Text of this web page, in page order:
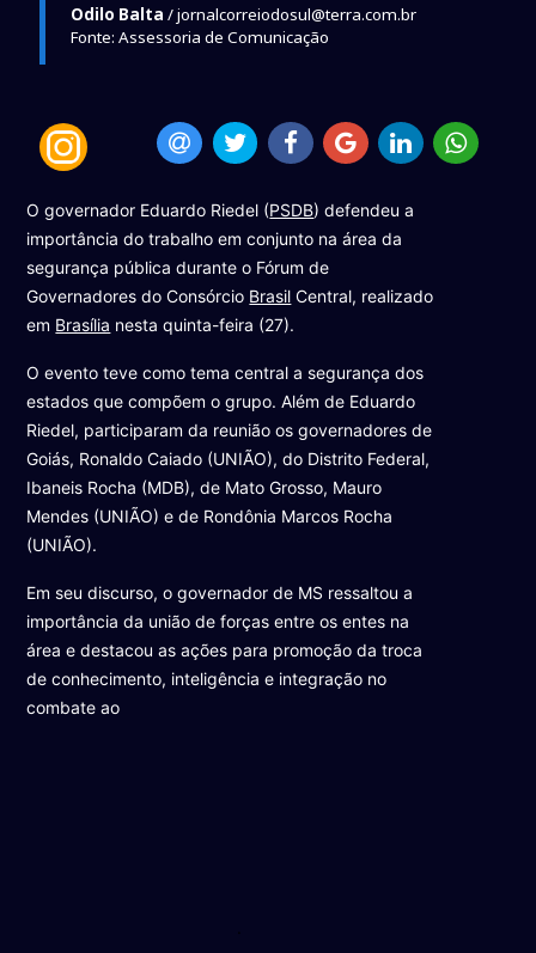
Odilo Balta / jornalcorreiodosul@terra.com.br
Fonte: Assessoria de Comunicação
O governador Eduardo Riedel (PSDB) defendeu a
importância do trabalho em conjunto na área da
segurança pública durante o Fórum de
Governadores do Consórcio Brasil Central, realizado
em Brasília nesta quinta-feira (27).
O evento teve como tema central a segurança dos
estados que compõem o grupo. Além de Eduardo
Riedel, participaram da reunião os governadores de
Goiás, Ronaldo Caiado (UNIÃO), do Distrito Federal,
Ibaneis Rocha (MDB), de Mato Grosso, Mauro
Mendes (UNIÃO) e de Rondônia Marcos Rocha
(UNIÃO).
Em seu discurso, o governador de MS ressaltou a
importância da união de forças entre os entes na
área e destacou as ações para promoção da troca
de conhecimento, inteligência e integração no
combate ao